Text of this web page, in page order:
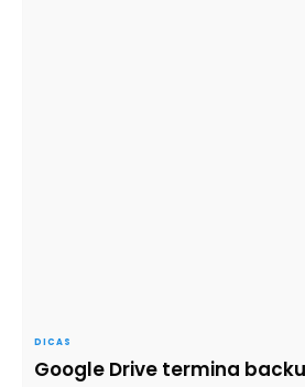
DICAS
Google Drive termina